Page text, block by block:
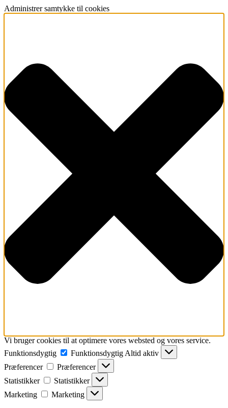
Administrer samtykke til cookies
Vi bruger cookies til at optimere vores websted og vores service.
Funktionsdygtig
Funktionsdygtig Altid aktiv
Præferencer
Præferencer
Statistikker
Statistikker
Marketing
Marketing